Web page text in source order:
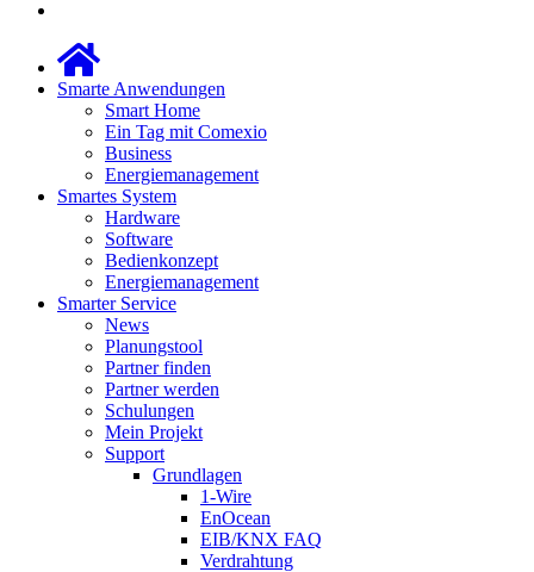
Smarte Anwendungen
Smart Home
Ein Tag mit Comexio
Business
Energiemanagement
Smartes System
Hardware
Software
Bedienkonzept
Energiemanagement
Smarter Service
News
Planungstool
Partner finden
Partner werden
Schulungen
Mein Projekt
Support
Grundlagen
1-Wire
EnOcean
EIB/KNX FAQ
Verdrahtung